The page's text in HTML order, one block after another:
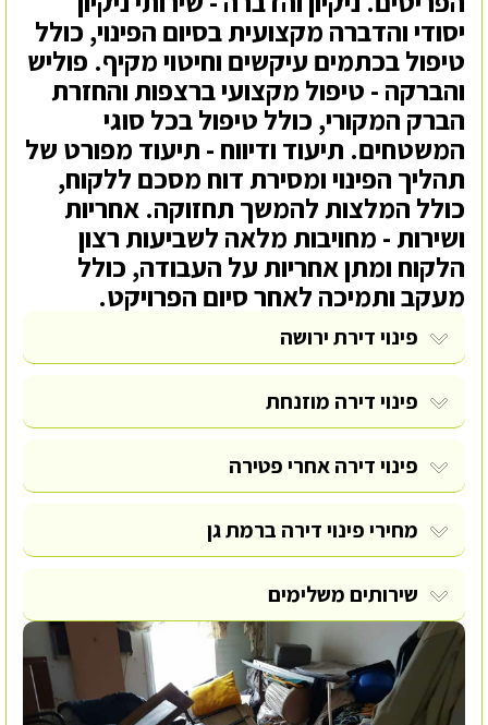
יסודי והדברה מקצועית בסיום הפינוי, כולל
טיפול בכתמים עיקשים וחיטוי מקיף. פוליש
והברקה - טיפול מקצועי ברצפות והחזרת
הברק המקורי, כולל טיפול בכל סוגי
המשטחים. תיעוד ודיווח - תיעוד מפורט של
תהליך הפינוי ומסירת דוח מסכם ללקוח,
כולל המלצות להמשך תחזוקה. אחריות
ושירות - מחויבות מלאה לשביעות רצון
הלקוח ומתן אחריות על העבודה, כולל
מעקב ותמיכה לאחר סיום הפרויקט.
פינוי דירת ירושה
פינוי דירה מוזנחת
פינוי דירה אחרי פטירה
מחירי פינוי דירה ברמת גן
שירותים משלימים